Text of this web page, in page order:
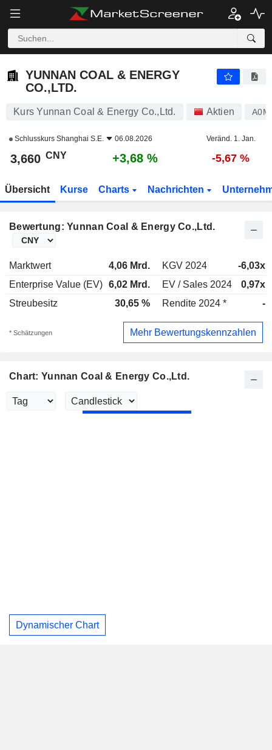
YUNNAN COAL & ENERGY
CO.,LTD.
Kurs Yunnan Coal & Energy Co.,Ltd. Aktien
Schlusskurs Shanghai S.E. 06.08.2026 Veränd. 1. Jan.
3,660 CNY +3,68 % -5,67 %
Übersicht Kurse Charts Nachrichten
Bewertung: Yunnan Coal & Energy Co.,Ltd.
Marktwert 4,06 Mrd. KGV 2024
-6,03x
Enterprise Value (EV) 6,02 Mrd. EV / Sales 2024
0,97x
Streubesitz
30,65 % Rendite 2024 * -
* Schätzungen Mehr Bewertungskennzahlen
Chart: Yunnan Coal & Energy Co.,Ltd.
Dynamischer Chart